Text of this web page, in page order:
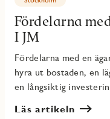
Fördelarna
I JM
Fördelarna med en
hyra ut bostaden, en
en långsiktig
Läs artikeln